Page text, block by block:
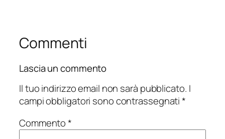
Commenti
Lascia un commento
Il tuo indirizzo email non sarà pubblicato. I
campi obbligatori sono contrassegnati*
Commento*